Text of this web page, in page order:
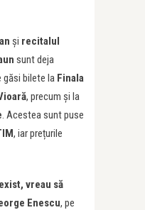
și recitalul
sunt deja
găsi bilete la Finala
, precum și la
. Acestea sunt puse
, iar prețurile
vreau să
Enescu, pe